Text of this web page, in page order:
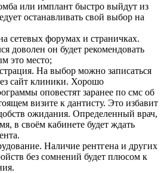
или имплант быстро выйдут из
останавливать свой выбор на
сетевых форумах и страничках.
доволен он будет рекомендовать
это место;
На выбор можно записаться
сайт клиники. Хорошо
оповестят заранее по смс об
визите к дантисту. Это избавит
ожидания. Определенный врач,
в своём кабинете будет ждать
Наличие рентгена и других
без сомнений будет плюсом к